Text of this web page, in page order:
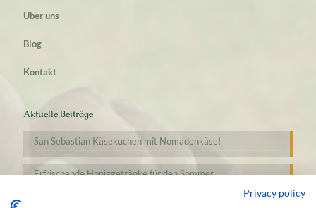
Über uns
Blog
Kontakt
Aktuelle Beiträge
San Sebastian Käsekuchen mit Nomadenkäse!
Erfrischende Honiggetränke für den Sommer
Privacy policy